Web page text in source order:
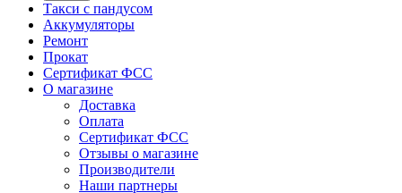
Такси с пандусом
Аккумуляторы
Ремонт
Прокат
Сертификат ФСС
О магазине
Доставка
Оплата
Сертификат ФСС
Отзывы о магазине
Производители
Наши партнеры